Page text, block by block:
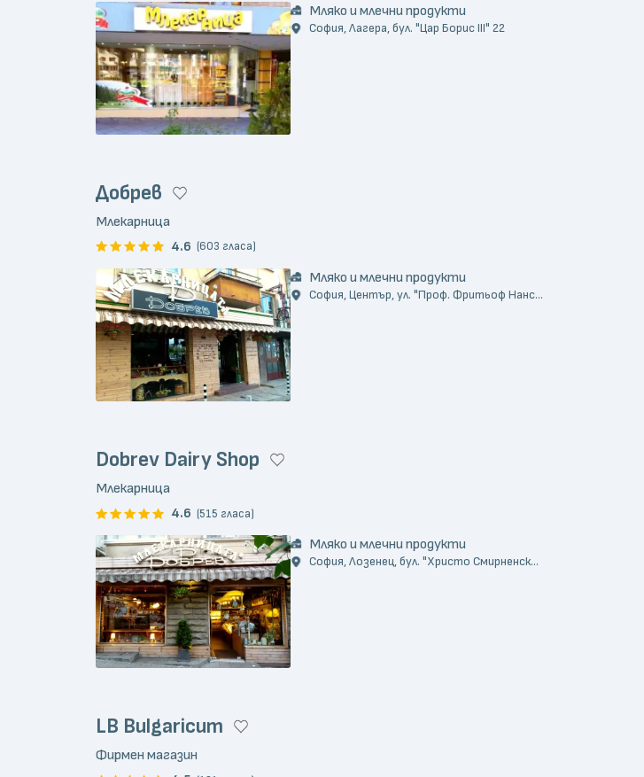
Мляко и млечни продукти
София, Лагера, бул. "Цар Борис III" 22
Добрев
Млекарница
4.6 (603 гласа)
Мляко и млечни продукти
София, Център, ул. "Проф. Фритьоф Нанс...
Dobrev Dairy Shop
Млекарница
4.6 (515 гласа)
Мляко и млечни продукти
София, Лозенец, бул. "Христо Смирненск...
LB Bulgaricum
Фирмен магазин